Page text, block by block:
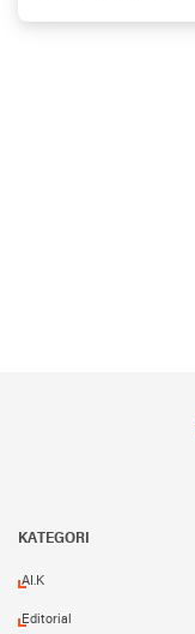
KATEGORI
AI.K
Editorial